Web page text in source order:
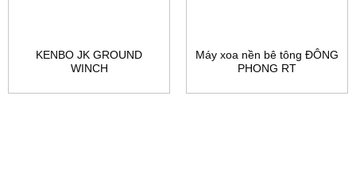
KENBO JK GROUND
WINCH
Máy xoa nền bê tông ĐÔNG
PHONG RT